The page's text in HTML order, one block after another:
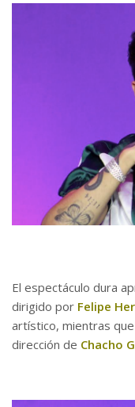
El espectáculo dura
dirigido por Felipe
artístico, mientras
dirección de Chacho